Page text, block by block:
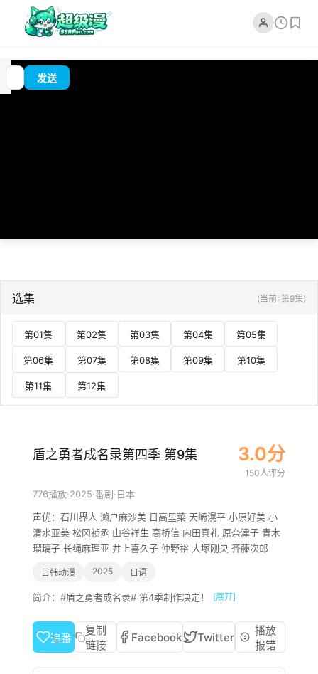
00:00
追
番
?发送
选集 (当前: 第9集)
第01集 第02集 第03集 第04集 第05集
第06集 第07集 第08集 第09集 第10集
第11集 第12集
盾之勇者成名录第四季 第9集 3.0分
150人评分
776播放·2025·番剧·日本
声优： 石川界人 濑户麻沙美 日高里菜 天崎滉平 小原好美 小
清水亚美 松冈祯丞 山谷祥生 高桥信 内田真礼 原奈津子 青木
瑠璃子 长绳麻理亚 井上喜久子 仲野裕 大塚刚央 齐藤次郎
日韩动漫 2025 日语
简介： #盾之勇者成名录# 第4季制作决定！ [展开]
追番
复制
链接
Facebook Twitter
播放
报错